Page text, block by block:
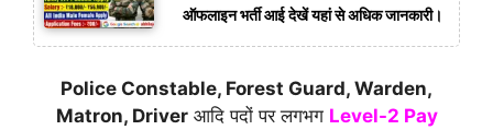
ऑफलाइन भर्ती आई देखें यहां से अधिक जानकारी।
Police Constable, Forest Guard, Warden,
Matron, Driverआदि पदों पर लगभग Level-2 Pay